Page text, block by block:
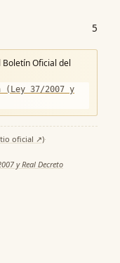
5
Boletín Oficial del
(Ley 37/2007 y
oficial ↗)·
y Real Decreto